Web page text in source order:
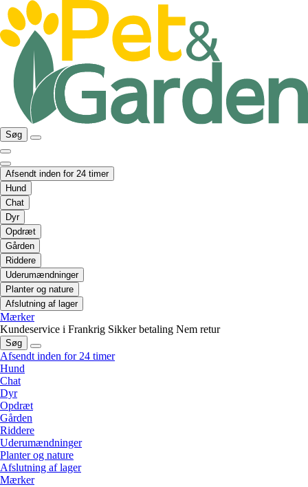
Søg
Afsendt inden for 24 timer
Hund
Chat
Dyr
Opdræt
Gården
Riddere
Uderumændninger
Planter og nature
Afslutning af lager
Mærker
Kundeservice i Frankrig Sikker betaling Nem retur
Søg
Afsendt inden for 24 timer
Hund
Chat
Dyr
Opdræt
Gården
Riddere
Uderumændninger
Planter og nature
Afslutning af lager
Mærker